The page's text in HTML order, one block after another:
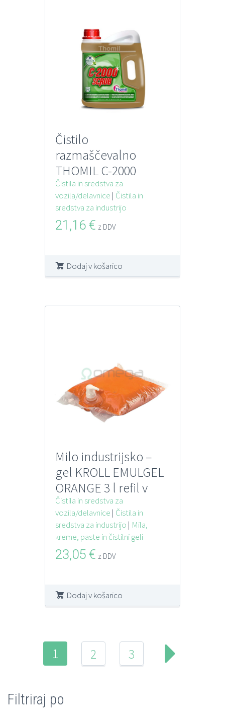
Čistilo
razmaščevalno
THOMIL C-2000
SCRUB 4 l za
industrijo in
skladišča
Čistila in sredstva za
vozila/delavnice | Čistila in
sredstva za industrijo
21,16 € z DDV
Dodaj v košarico
Milo industrijsko –
gel KROLL EMULGEL
ORANGE 3 l refil v
vrečki za podajalnik
HOBELIX
Čistila in sredstva za
vozila/delavnice | Čistila in
sredstva za industrijo | Mila,
kreme, paste in čistilni geli
23,05 € z DDV
Dodaj v košarico
1 2 3
Filtriraj po